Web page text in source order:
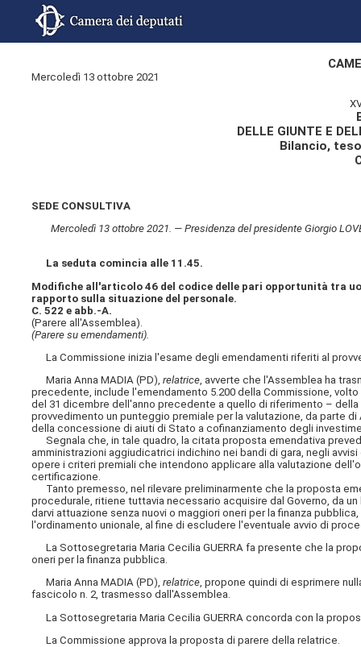
Mercoledì 13 ottobre 2021
DELLE GIUNTE E
Bilancio,
SEDE CONSULTIVA
Mercoledì 13 ottobre 2021. — Presidenza del presidente Giorgio
La seduta comincia alle 11.45.
Modifiche all'articolo 46 del codice delle pari opportunità tra
rapporto sulla situazione del personale.
C. 522 e abb.-A.
(Parere all'Assemblea).
(Parere su emendamenti).
La Commissione inizia l'esame degli emendamenti riferiti al
Maria Anna MADIA (PD),relatrice , avverte che l'Assemblea ha
precedente, include l'emendamento 5.200 della Commissione,
del 31 dicembre dell'anno precedente a quello di riferimento –
provvedimento un punteggio premiale per la valutazione, da parte
della concessione di aiuti di Stato a cofinanziamento degli
Segnala che, in tale quadro, la citata proposta emendativa
amministrazioni aggiudicatrici indichino nei bandi di gara, negli
opere i criteri premiali che intendono applicare alla valutazione
certificazione.
Tanto premesso, nel rilevare preliminarmente che la proposta
procedurale, ritiene tuttavia necessario acquisire dal Governo, da
darvi attuazione senza nuovi o maggiori oneri per la finanza
l'ordinamento unionale, al fine di escludere l'eventuale avvio di
La Sottosegretaria Maria Cecilia GUERRA fa presente che la
oneri per la finanza pubblica.
Maria Anna MADIA (PD),relatrice, propone quindi di esprimere
fascicolo n. 2, trasmesso dall'Assemblea.
La Sottosegretaria Maria Cecilia GUERRA concorda con la
La Commissione approva la proposta di parere della relatrice.